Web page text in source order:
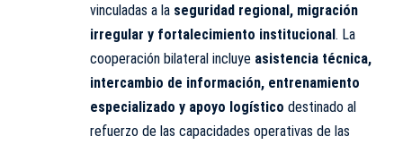
vinculadas a la seguridad regional, migración
irregular y fortalecimiento institucional. La
cooperación bilateral incluye asistencia técnica,
intercambio de información, entrenamiento
especializado y apoyo logístico destinado al
refuerzo de las capacidades operativas de las